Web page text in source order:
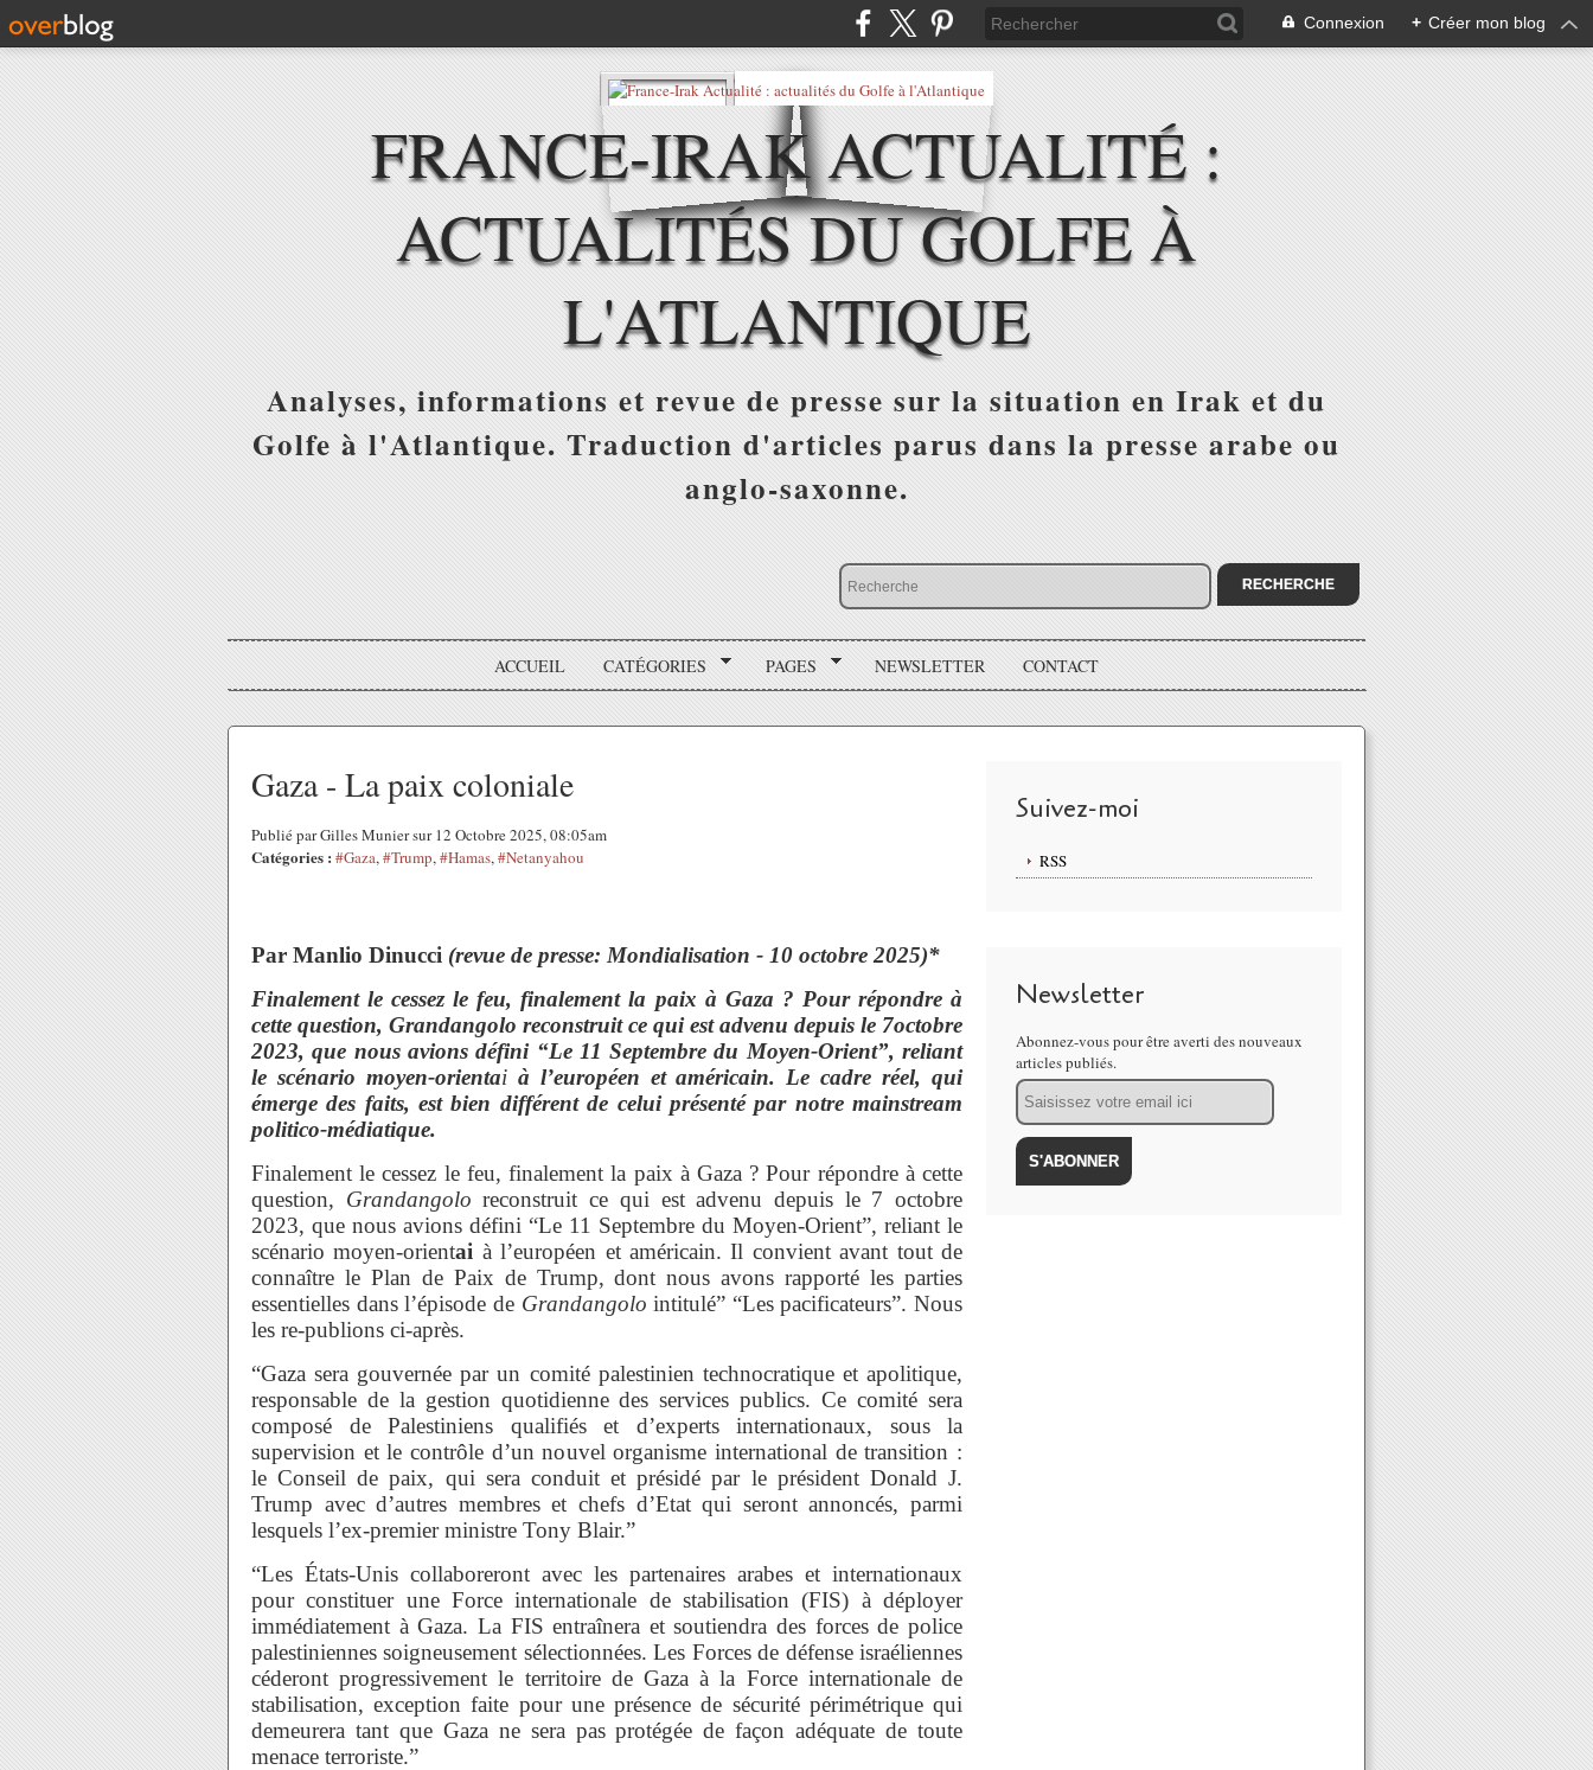
Connexion + Créer mon blog
FRANCE-IRAK ACTUALITÉ :
ACTUALITÉS DU GOLFE À
L'ATLANTIQUE
Analyses, informations et revue de presse sur la situation en Irak et du
Golfe à l'Atlantique. Traduction d'articles parus dans la presse arabe ou
anglo-saxonne.
ACCUEIL CATÉGORIES PAGES NEWSLETTER CONTACT
Gaza - La paix coloniale
Publié par Gilles Munier sur 12 Octobre 2025, 08:05am
Catégories : #Gaza,#Trump,#Hamas,#Netanyahou
Par Manlio Dinucci (revue de presse: Mondialisation - 10 octobre 2025)*
Finalement le cessez le feu, finalement la paix à Gaza ? Pour répondre à
cette question, Grandangolo reconstruit ce qui est advenu depuis le 7octobre
2023, que nous avions défini “Le 11 Septembre du Moyen-Orient”, reliant
le scénario moyen-orientaià l’européen et américain. Le cadre réel, qui
émerge des faits, est bien différent de celui présenté par notre mainstream
politico-médiatique.
Finalement le cessez le feu, finalement la paix à Gaza ? Pour répondre à cette
question, Grandangolo reconstruit ce qui est advenu depuis le 7 octobre
2023, que nous avions défini “Le 11 Septembre du Moyen-Orient”, reliant le
scénario moyen-orientai à l’européen et américain. Il convient avant tout de
connaître le Plan de Paix de Trump, dont nous avons rapporté les parties
essentielles dans l’épisode de Grandangolo intitulé” “Les pacificateurs”. Nous
les re-publions ci-après.
“Gaza sera gouvernée par un comité palestinien technocratique et apolitique,
responsable de la gestion quotidienne des services publics. Ce comité sera
composé de Palestiniens qualifiés et d’experts internationaux, sous la
supervision et le contrôle d’un nouvel organisme international de transition :
le Conseil de paix, qui sera conduit et présidé par le président Donald J.
Trump avec d’autres membres et chefs d’Etat qui seront annoncés, parmi
lesquels l’ex-premier ministre Tony Blair.”
“Les États-Unis collaboreront avec les partenaires arabes et internationaux
pour constituer une Force internationale de stabilisation (FIS) à déployer
immédiatement à Gaza. La FIS entraînera et soutiendra des forces de police
palestiniennes soigneusement sélectionnées. Les Forces de défense israéliennes
céderont progressivement le territoire de Gaza à la Force internationale de
stabilisation, exception faite pour une présence de sécurité périmétrique qui
demeurera tant que Gaza ne sera pas protégée de façon adéquate de toute
menace terroriste.”
Suivez-moi
RSS
Newsletter
Abonnez-vous pour être averti des nouveaux
articles publiés.
Email